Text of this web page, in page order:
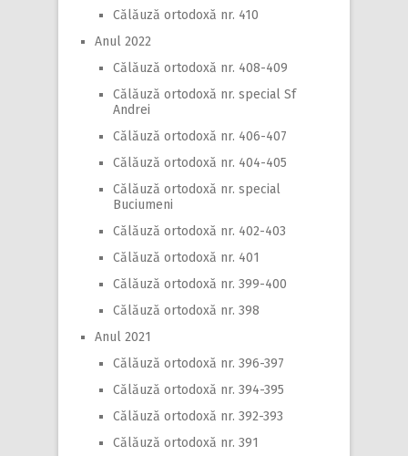
Călăuză ortodoxă nr. 410
Anul 2022
Călăuză ortodoxă nr. 408-409
Călăuză ortodoxă nr. special Sf
Andrei
Călăuză ortodoxă nr. 406-407
Călăuză ortodoxă nr. 404-405
Călăuză ortodoxă nr. special
Buciumeni
Călăuză ortodoxă nr. 402-403
Călăuză ortodoxă nr. 401
Călăuză ortodoxă nr. 399-400
Călăuză ortodoxă nr. 398
Anul 2021
Călăuză ortodoxă nr. 396-397
Călăuză ortodoxă nr. 394-395
Călăuză ortodoxă nr. 392-393
Călăuză ortodoxă nr. 391